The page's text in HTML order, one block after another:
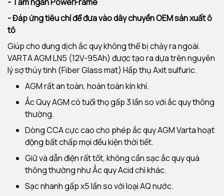
- Đáp ứng tiêu chí để đưa vào dây chuyền OEM sản xuất ô
tô
Giúp cho dung dịch ắc quy không thể bị chảy ra ngoài.
VARTA AGM LN5 (12V-95Ah) được tạo ra dựa trên nguyên
lý sợ thủy tinh (Fiber Glass mat) Hấp thụ Axit sulfuric.
AGM rất an toàn, hoàn toàn kín khí.
Ắc Quy AGM có tuổi thọ gấp 3 lần so với ắc quy thông
thường.
Dòng CCA cực cao cho phép ắc quy AGM Varta hoạt
động bất chấp mọi đều kiện thời tiết.
Giữ và dẫn điện rất tốt, không cần sạc ắc quy quá
thông thường như Ắc quy Acid chì khác.
Sạc nhanh gấp x5 lần so với loại AQ nước.